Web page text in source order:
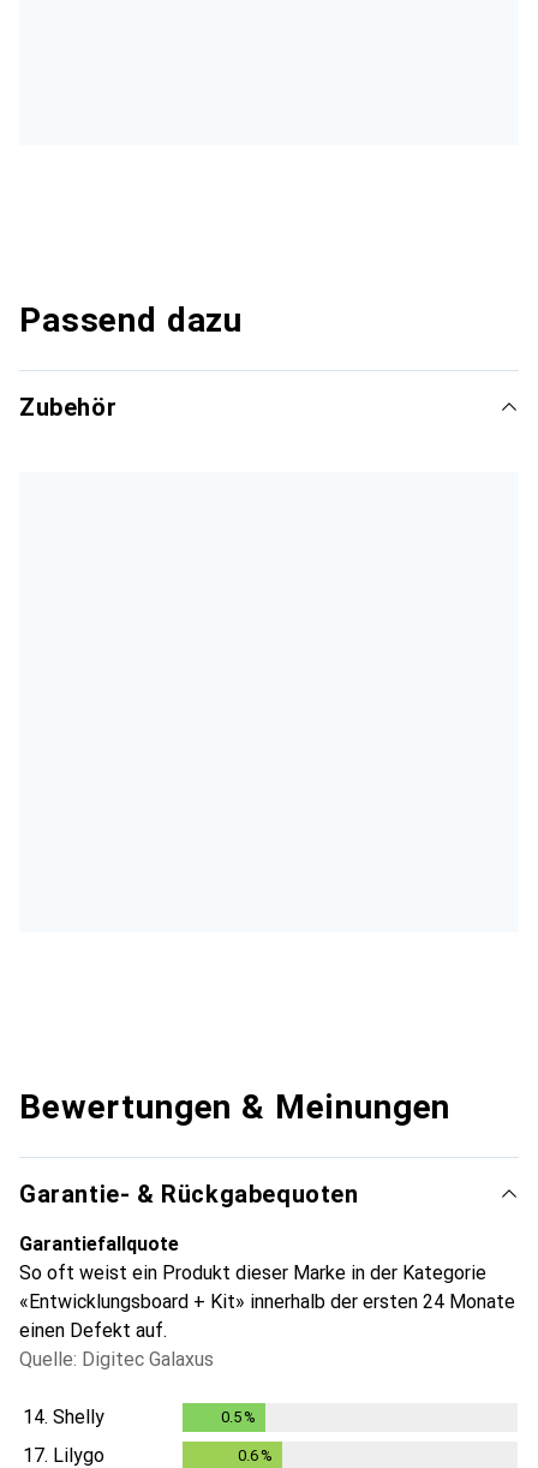
Passend dazu
Zubehör
Bewertungen & Meinungen
Garantie- & Rückgabequoten
Garantiefallquote
So oft weist ein Produkt dieser Marke in der Kategorie
«Entwicklungsboard + Kit» innerhalb der ersten 24 Monate
einen Defekt auf.
Quelle: Digitec Galaxus
14. Shelly 0.5 %
17. Lilygo 0.6 %